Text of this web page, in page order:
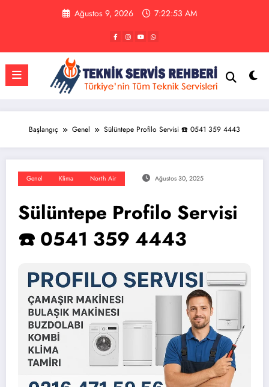
Ağustos 9, 2026 7:22:54 AM
Başlangıç Genel Sülüntepe Profilo Servisi ☎️ 0541 359 4443
Genel Klima North Air Ağustos 30, 2025
Sülüntepe Profilo Servisi
☎️ 0541 359 4443